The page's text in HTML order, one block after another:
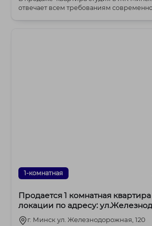
отвечает всем требованиям
1-комнатная
Продается 1 комнатная
локации по адресу:
120.г. Минск ул. Железнодорожная, 120